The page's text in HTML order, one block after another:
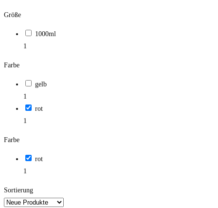
Größe
1000ml
1
Farbe
gelb
1
rot
1
Farbe
rot
1
Sortierung